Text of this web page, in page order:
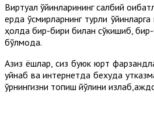
Виртуал ўйинларининг салбий
ерда ўсмирларнинг турли ўйинларга
ҳолда бир-бири билан сўкишиб, бир-
бўлмоқда.
Азиз ёшлар, сиз буюк юрт
уйнаб ва интернетда бехуда
ўрнингизни топиш йўлини